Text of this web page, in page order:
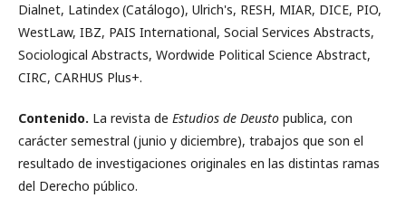
Dialnet, Latindex (Catálogo), Ulrich's, RESH, MIAR, DICE, PIO,
WestLaw, IBZ, PAIS International, Social Services Abstracts,
Sociological Abstracts, Wordwide Political Science Abstract,
CIRC, CARHUS Plus+.
Contenido. La revista de Estudios de Deusto publica, con
carácter semestral (junio y diciembre), trabajos que son el
resultado de investigaciones originales en las distintas ramas
del Derecho público.